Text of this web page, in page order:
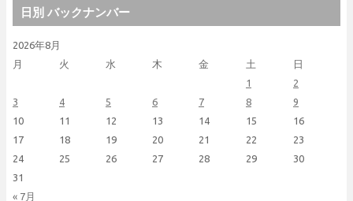
日別 バックナンバー
2026年8月
月
火 水 木 金 土 日
« 7月
1
2
3
4 5 6 7 8
9
10
11 12 13 14 15
16
17
18 19 20 21 22
23
24
25 26 27 28 29
30
31